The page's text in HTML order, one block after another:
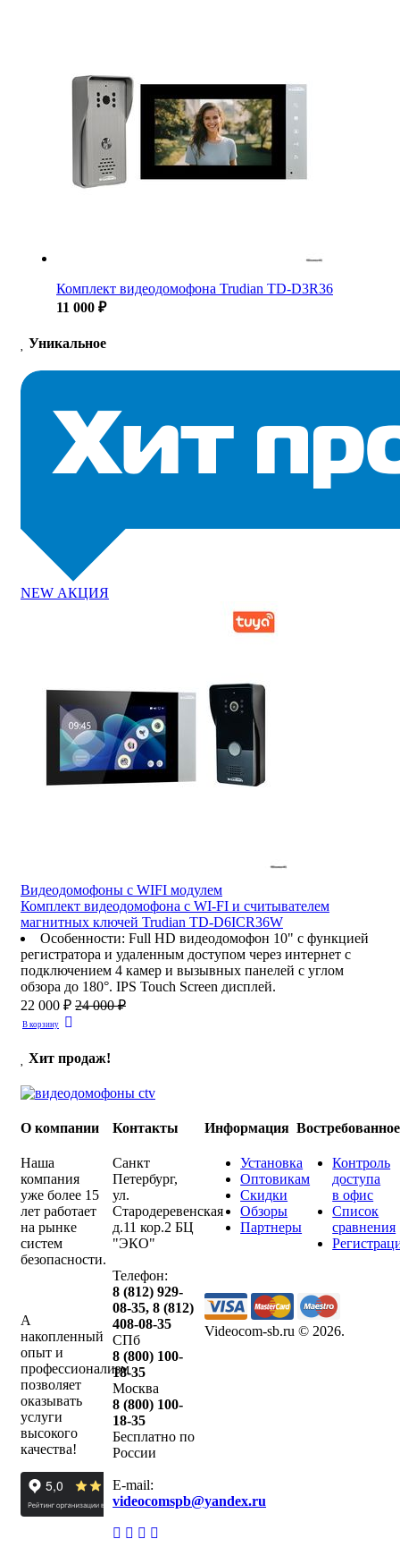
Комплект видеодомофона Trudian TD-D3R36
11 000 ₽
Уникальное
NEW АКЦИЯ
Видеодомофоны c WIFI модулем
Комплект видеодомофона с WI-FI и считывателем
магнитных ключей Trudian TD-D6ICR36W
Особенности: Full HD видеодомофон 10" с функцией
регистратора и удаленным доступом через интернет с
подключением 4 камер и вызывных панелей с углом
обзора до 180°. IPS Touch Screen дисплей.
22 000 ₽ 24 000 ₽
В корзину
Хит продаж!
О компании
Наша
компания
уже более 15
лет работает
на рынке
систем
безопасности.
А
накопленный
опыт и
профессионализм
позволяет
оказывать
услуги
высокого
качества!
Контакты
Санкт
Петербург,
ул.
Стародеревенская
д.11 кор.2 БЦ
"ЭКО"
Телефон:
8 (812) 929-
08-35,8 (812)
408-08-35
СПб
8 (800) 100-
18-35
Москва
8 (800) 100-
18-35
Бесплатно по
России
E-mail:
videocomspb@yandex.ru
Информация
Установка
Оптовикам
Скидки
Обзоры
Партнеры
Востребованное
Контроль
доступа
в офис
Список
сравнения
Videocom-sb.ru © 2026.